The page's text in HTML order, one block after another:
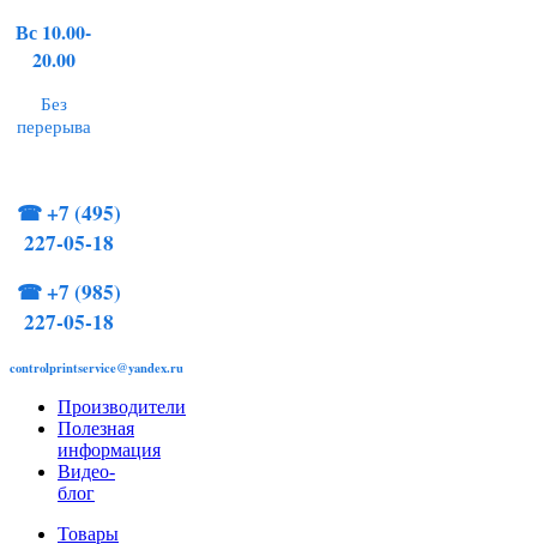
Вс 10.00-
20.00
Без
перерыва
☎+7 (495)
227-05-18
☎+7 (985)
227-05-18
controlprintservice@yandex.ru
Производители
Полезная
информация
Видео-
блог
Товары